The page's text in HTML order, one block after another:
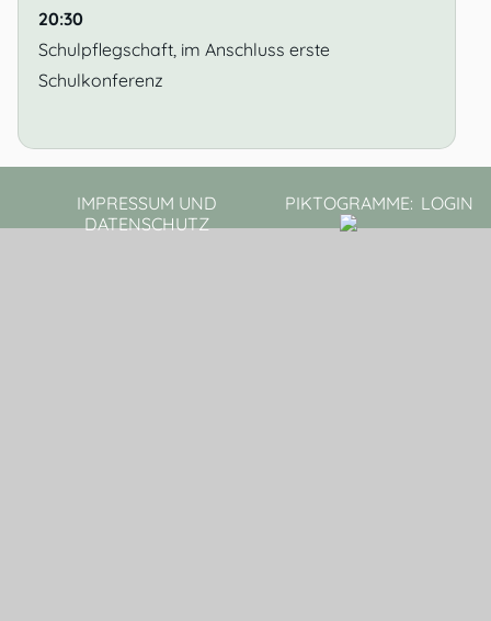
20:30
Schulpflegschaft, im Anschluss erste
Schulkonferenz
IMPRESSUM UND
DATENSCHUTZ
PIKTOGRAMME: LOGIN